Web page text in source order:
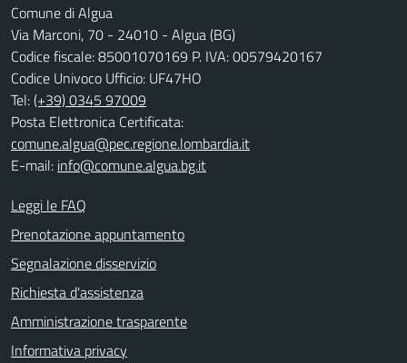
Comune di Algua
Via Marconi, 70 - 24010 - Algua (BG)
Codice fiscale: 85001070169 P. IVA: 00579420167
Codice Univoco Ufficio: UF47HO
Tel:(+39) 0345 97009
Posta Elettronica Certificata:
comune.algua@pec.regione.lombardia.it
E-mail: info@comune.algua.bg.it
Leggi le FAQ
Prenotazione appuntamento
Segnalazione disservizio
Richiesta d'assistenza
Amministrazione trasparente
Informativa privacy